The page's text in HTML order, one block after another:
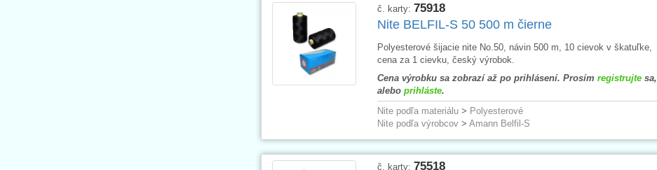
č. karty: 75918
Nite BELFIL-S 50 500 m čierne
Polyesterové šijacie nite No.50, návin 500 m, 10 cievok v škatuľke,
cena za 1 cievku, český výrobok.
Cena výrobku sa zobrazí až po prihlásení. Prosím registrujtesa,
alebo prihláste.
Nite podľa materiálu> Polyesterové
Nite podľa výrobcov> Amann Belfil-S
č. karty: 75518